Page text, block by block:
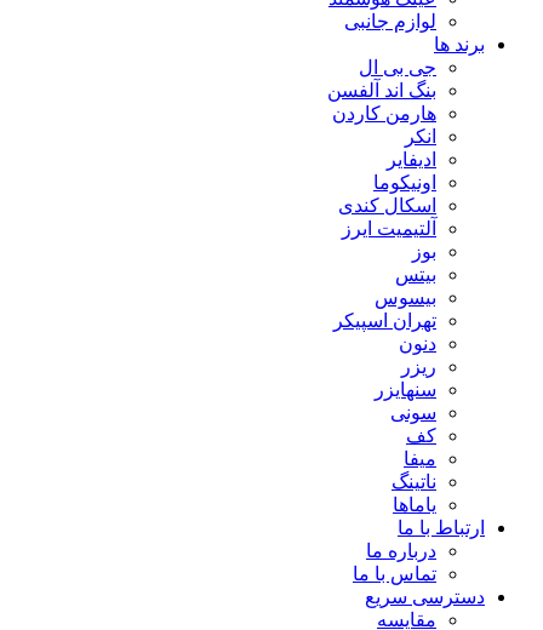
لوازم جانبی
برند ها
جی بی ال
بنگ اند آلفسن
هارمن کاردن
انکر
ادیفایر
اونیکوما
اسکال کندی
آلتیمیت ایرز
بوز
بیتس
بیسوس
تهران اسپیکر
دنون
ریزر
سنهایزر
سونی
کف
میفا
ناتینگ
یاماها
ارتباط با ما
درباره ما
تماس با ما
دسترسی سریع
مقایسه